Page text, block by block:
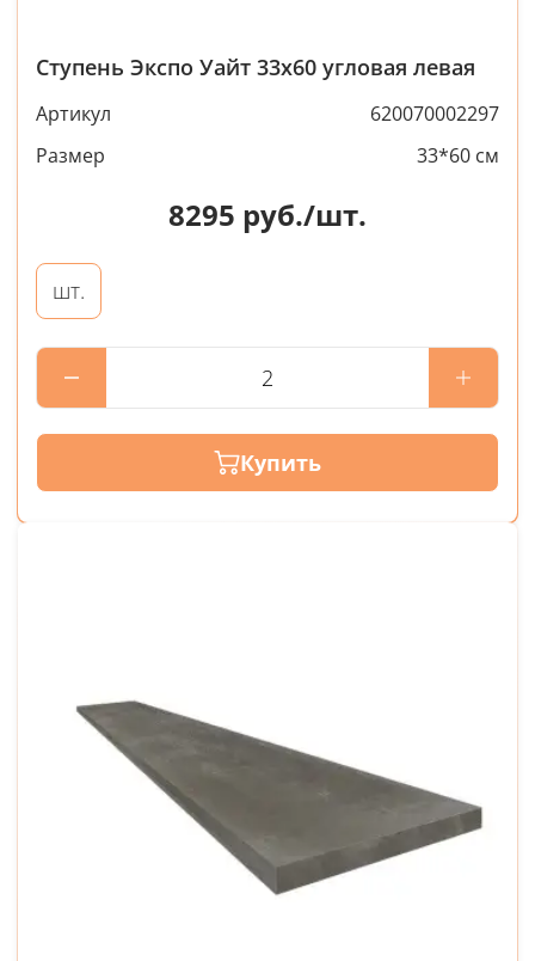
Ступень Экспо Уайт 33x60 угловая левая
Артикул
620070002297
Размер
33*60 см
8295 руб./шт.
шт.
Купить